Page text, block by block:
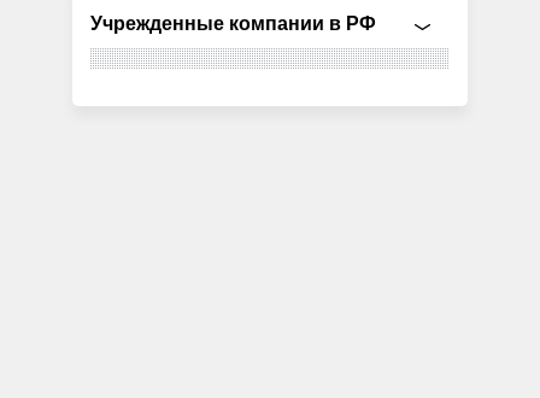
Учрежденные компании в РФ